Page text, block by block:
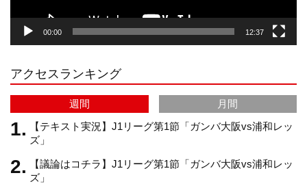
r
a
m
e
C
h
a
00:00 12:37
アクセスランキング
週間
月間
【テキスト実況】J1リーグ第1節「ガンバ大阪vs浦和レッ
ズ」
【議論はコチラ】J1リーグ第1節「ガンバ大阪vs浦和レッ
ズ」